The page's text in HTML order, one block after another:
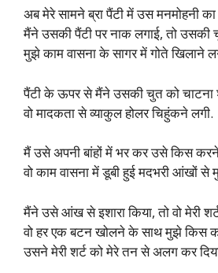
अब मेरे सामने ब्रा पैंटी में उस मनमोहनी
मैंने उसकी पैंटी पर नाक लगाई, तो
मुझे काम वासना के सागर में गोते खिलाने
पैंटी के ऊपर से मैंने उसकी चुत को चाटना
वो मादकता से व्याकुल होलर चिहुंकने लगी.
मैं उसे अपनी बांहों में भर कर उसे किस
वो काम वासना में डूबी हुई मदभरी आंखों
मैंने उसे आंख से इशारा किया, तो वो मेरी
वो हर एक बटन खोलने के साथ मुझे किस
उसने मेरी शर्ट को मेरे तन से अलग कर